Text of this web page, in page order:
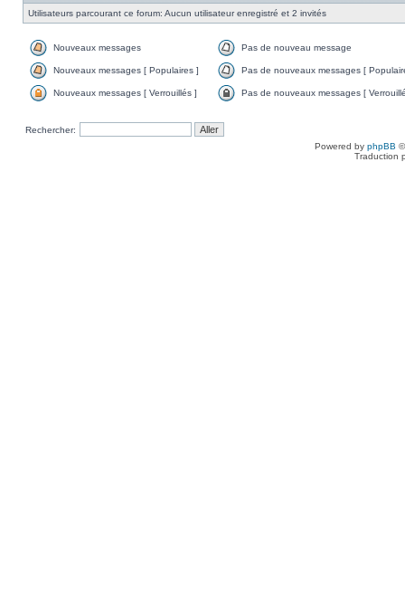
Utilisateurs parcourant ce forum: Aucun utilisateur enregistré et 2 invités
Nouveaux messages Pas de nouveau message
Nouveaux messages [ Populaires ] Pas de nouveaux messages [
Nouveaux messages [ Verrouillés ] Pas de nouveaux messages [
Rechercher:
Powered by phpBB
Traduction